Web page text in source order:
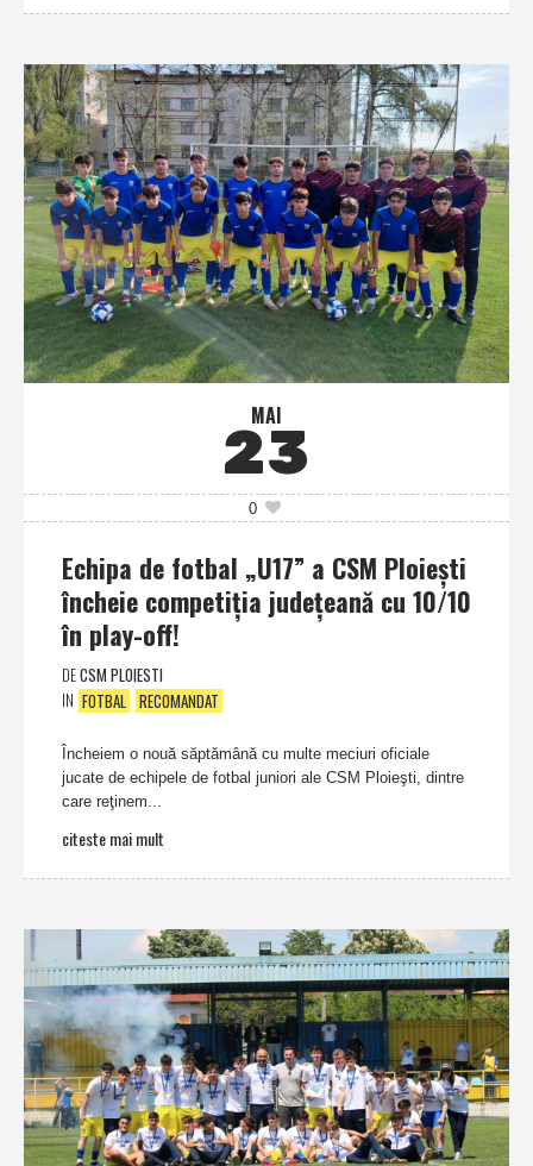
MAI
23
0
Echipa de fotbal „U17” a CSM Ploieşti
încheie competiţia judeţeană cu 10/10
în play-off!
DECSM PLOIESTI
IN FOTBAL RECOMANDAT
Încheiem o nouă săptămână cu multe meciuri oficiale
jucate de echipele de fotbal juniori ale CSM Ploieşti, dintre
care reţinem...
citeste mai mult